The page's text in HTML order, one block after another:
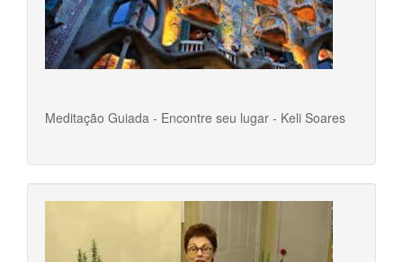
Meditação Guiada - Encontre seu lugar - Keli Soares